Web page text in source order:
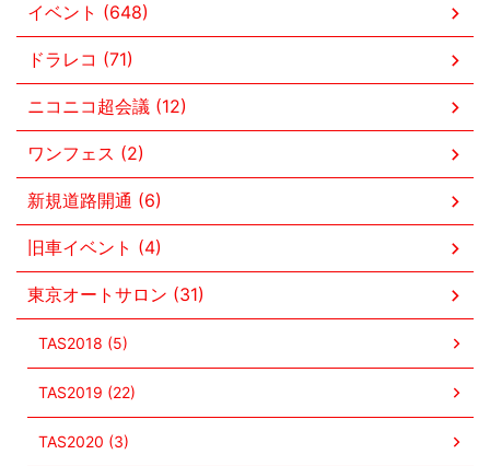
イベント (648)
ドラレコ (71)
ニコニコ超会議 (12)
ワンフェス (2)
新規道路開通 (6)
旧車イベント (4)
東京オートサロン (31)
TAS2018 (5)
TAS2019 (22)
TAS2020 (3)